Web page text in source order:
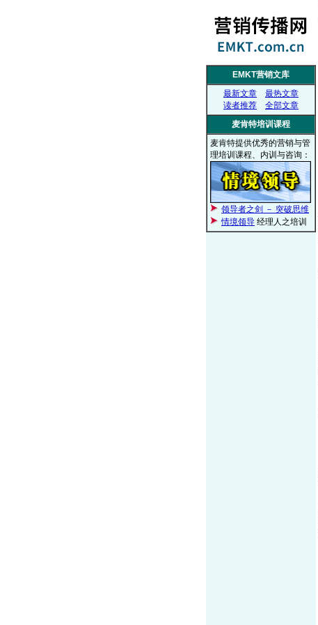
EMKT营销文库
最新文章
最热文章
读者推荐
全部文章
麦肯特培训课程
麦肯特提供优秀的营销与管
理培训课程、内训与咨询：
领导者之剑 － 突破思维
情境领导 经理人之培训